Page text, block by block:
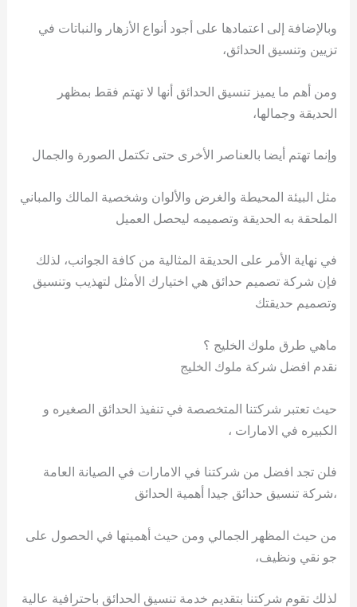
وبالإضافة إلى اعتمادها على أجود أنواع الأزهار والنباتات في
تزيين وتنسيق الحدائق،
ومن أهم ما يميز تنسيق الحدائق أنها لا تهتم فقط بمظهر
الحديقة وجمالها،
وإنما تهتم أيضا بالعناصر الأخرى حتى تكتمل الصورة والجمال
مثل البيئة المحيطة والغرض والألوان وشخصية المالك والمباني
الملحقة به الحديقة وتصميمه ليحصل العميل
في نهاية الأمر على الحديقة المثالية من كافة الجوانب، لذلك
فإن شركة تصميم حدائق هي اختيارك الأمثل لتهذيب وتنسيق
وتصميم حديقتك
ماهي طرق ملوك الخليج ؟
نقدم افضل شركة ملوك الخليج
حيث تعتبر شركتنا المتخصصة في تنفيذ الحدائق الصغيره و
الكبيره في الامارات ،
فلن تجد افضل من شركتنا في الامارات في الصيانة العامة
،شركة تنسيق حدائق جيدا أهمية الحدائق
من حيث المظهر الجمالي ومن حيث أهميتها في الحصول على
جو نقي ونظيف،
لذلك تقوم شركتنا بتقديم خدمة تنسيق الحدائق باحترافية عالية